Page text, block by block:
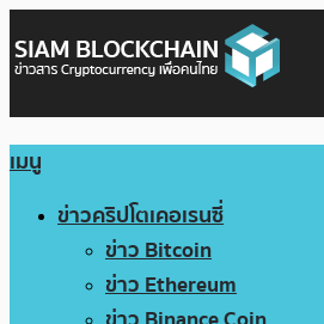
เมนู
ข่าวคริปโตเคอเรนซี่
ข่าว Bitcoin
ข่าว Ethereum